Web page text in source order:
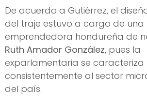
De acuerdo a Gutiérrez, el
del traje estuvo a cargo de una
emprendedora hondureña de
Ruth Amador González, pues la
exparlamentaria se
consistentemente al sector
del país.